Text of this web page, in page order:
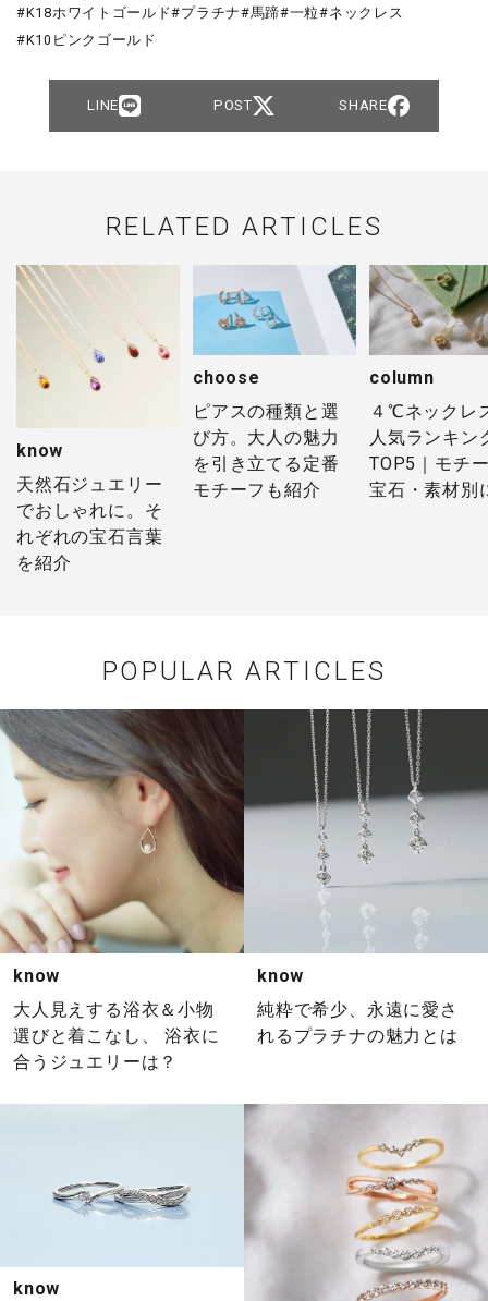
K18ホワイトゴールド プラチナ 馬蹄 一粒
ネックレス
K10ピンクゴールド
LINE POST SHARE
RELATED ARTICLES
know
天然石ジュエリー
でおしゃれに。そ
れぞれの宝石言葉
を紹介
choose
ピアスの種類と選
び方。大人の魅力
を引き立てる定番
モチーフも紹介
column
４℃ネックレ
人気ランキン
TOP5｜モチ
宝石・素材別
POPULAR ARTICLES
know
大人見えする浴衣＆小物
選びと着こなし、 浴衣に
合うジュエリーは？
know
純粋で希少、永遠に愛さ
れるプラチナの魅力とは
know